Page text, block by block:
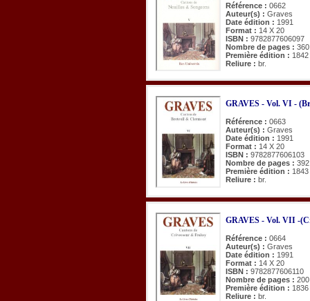
Référence : 0662
Auteur(s) : Graves
Date édition : 1991
Format : 14 X 20
ISBN : 9782877606097
Nombre de pages : 360
Première édition : 1842
Reliure : br.
GRAVES - Vol. VI -
Référence : 0663
Auteur(s) : Graves
Date édition : 1991
Format : 14 X 20
ISBN : 9782877606103
Nombre de pages : 392
Première édition : 1843
Reliure : br.
GRAVES - Vol. VII -
Référence : 0664
Auteur(s) : Graves
Date édition : 1991
Format : 14 X 20
ISBN : 9782877606110
Nombre de pages : 200
Première édition : 1836
Reliure : br.